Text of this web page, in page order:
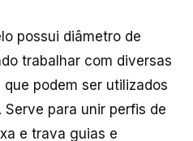
possui diâmetro de
trabalhar com diversas
podem ser utilizados
para unir perfis de
e trava guias e